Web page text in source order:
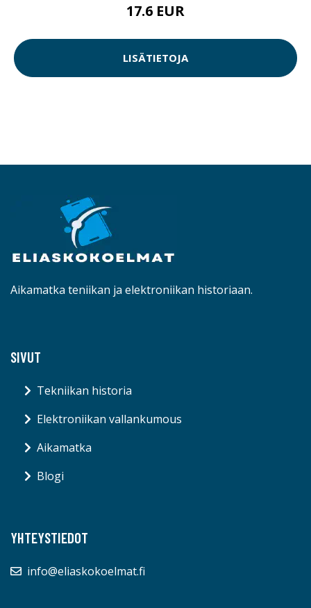
17.6 EUR
LISÄTIETOJA
Aikamatka teniikan ja elektroniikan historiaan.
SIVUT
Tekniikan historia
Elektroniikan vallankumous
Aikamatka
Blogi
YHTEYSTIEDOT
info@eliaskokoelmat.fi